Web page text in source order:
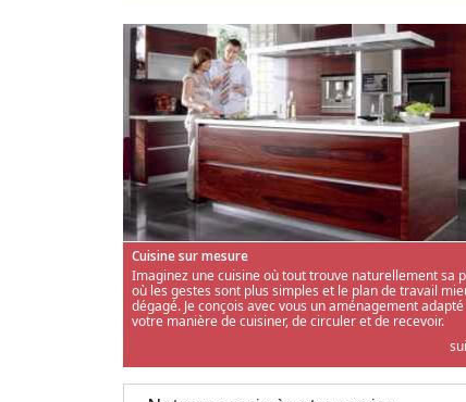
Cuisine sur mesure
Imaginez une cuisine où tout trouve naturellement sa
où les gestes sont plus simples et le plan de travail
dégagé. Je conçois avec vous un aménagement adapté
votre manière de cuisiner, de circuler et de recevoir.